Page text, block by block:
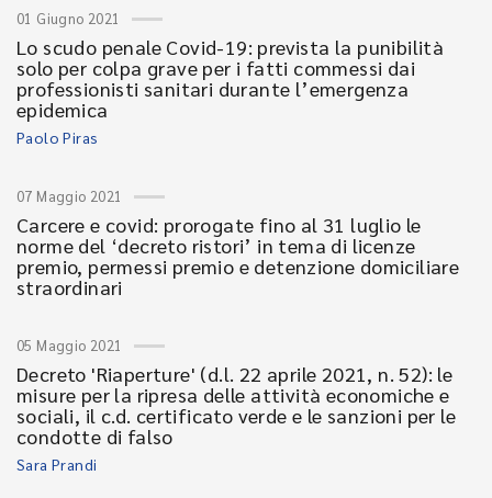
01 Giugno 2021
Lo scudo penale Covid-19: prevista la punibilità
solo per colpa grave per i fatti commessi dai
professionisti sanitari durante l’emergenza
epidemica
Paolo Piras
07 Maggio 2021
Carcere e covid: prorogate fino al 31 luglio le
norme del ‘decreto ristori’ in tema di licenze
premio, permessi premio e detenzione domiciliare
straordinari
05 Maggio 2021
Decreto 'Riaperture' (d.l. 22 aprile 2021, n. 52): le
misure per la ripresa delle attività economiche e
sociali, il c.d. certificato verde e le sanzioni per le
condotte di falso
Sara Prandi